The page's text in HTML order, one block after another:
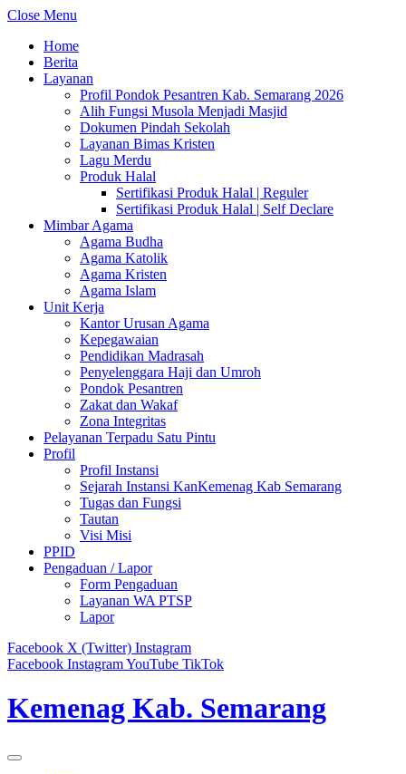
Close Menu
Home
Berita
Layanan
Profil Pondok Pesantren Kab. Semarang 2026
Alih Fungsi Musola Menjadi Masjid
Dokumen Pindah Sekolah
Layanan Bimas Kristen
Lagu Merdu
Produk Halal
Sertifikasi Produk Halal | Reguler
Sertifikasi Produk Halal | Self Declare
Mimbar Agama
Agama Budha
Agama Katolik
Agama Kristen
Agama Islam
Unit Kerja
Kantor Urusan Agama
Kepegawaian
Pendidikan Madrasah
Penyelenggara Haji dan Umroh
Pondok Pesantren
Zakat dan Wakaf
Zona Integritas
Pelayanan Terpadu Satu Pintu
Profil
Profil Instansi
Sejarah Instansi KanKemenag Kab Semarang
Tugas dan Fungsi
Tautan
Visi Misi
PPID
Pengaduan / Lapor
Form Pengaduan
Layanan WA PTSP
Lapor
Facebook X (Twitter) Instagram
Facebook InstagramYouTube TikTok
Kemenag Kab. Semarang